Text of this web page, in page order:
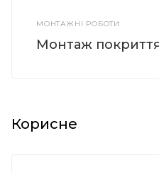
МОНТАЖНІ РОБОТИ
Монтаж
Корисне